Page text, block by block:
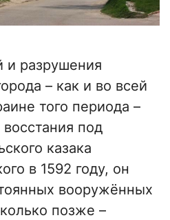
и разрушения
– как и во всей
того периода –
восстания под
казака
в 1592 году, он
вооружённых
позже –